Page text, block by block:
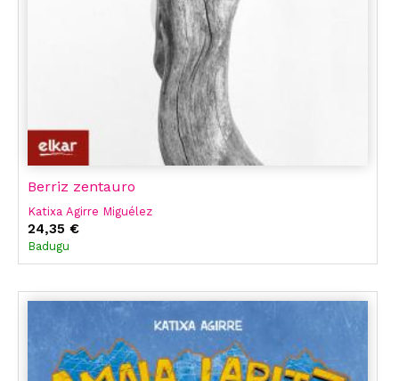
Berriz zentauro
Katixa Agirre Miguélez
24,35 €
Badugu